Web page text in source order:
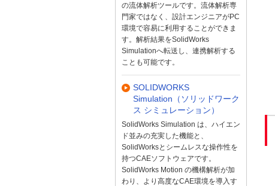
の流体解析ツールです。流体解析専
門家ではなく、設計エンジニアがPC
環境で容易に利用することができま
す。解析結果をSolidWorks
Simulationへ転送し、連携解析する
ことも可能です。
SOLIDWORKS
Simulation（ソリッドワーク
ス シミュレーション）
SolidWorks Simulation は、ハイエン
ド並みの充実した機能と、
SolidWorksとシームレスな操作性を
持つCAEソフトウェアです。
SolidWorks Motion の機構解析が加
わり、より高度なCAE環境を導入す